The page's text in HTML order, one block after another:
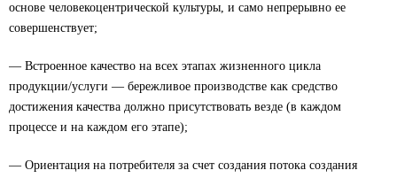
основе человекоцентрической культуры, и само непрерывно ее
совершенствует;
— Встроенное качество на всех этапах жизненного цикла
продукции/услуги — бережливое производстве как средство
достижения качества должно присутствовать везде (в каждом
процессе и на каждом его этапе);
— Ориентация на потребителя за счет создания потока создания